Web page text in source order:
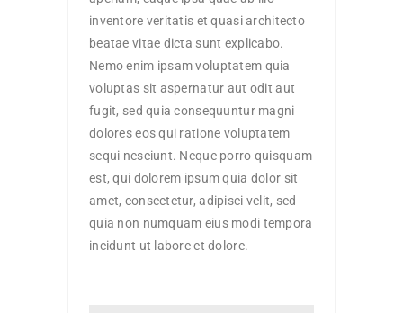
inventore veritatis et quasi architecto
beatae vitae dicta sunt explicabo.
Nemo enim ipsam voluptatem quia
voluptas sit aspernatur aut odit aut
fugit, sed quia consequuntur magni
dolores eos qui ratione voluptatem
sequi nesciunt. Neque porro quisquam
est, qui dolorem ipsum quia dolor sit
amet, consectetur, adipisci velit, sed
quia non numquam eius modi tempora
incidunt ut labore et dolore.